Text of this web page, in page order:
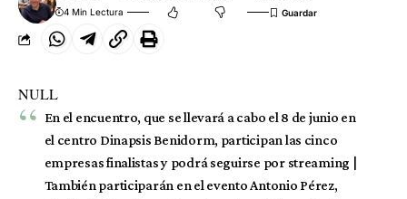
4 Min Lectura
NULL
En el encuentro, que se llevará a cabo el 8 de junio en
el centro Dinapsis Benidorm, participan las cinco
empresas finalistas y podrá seguirse por streaming |
También participarán en el evento Antonio Pérez,